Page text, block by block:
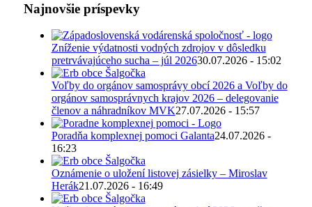
Najnovšie príspevky
Zníženie výdatnosti vodných zdrojov v dôsledku
pretrvávajúceho sucha – júl 202630.07.2026 - 15:02
Voľby do orgánov samosprávy obcí 2026 a Voľby do
orgánov samosprávnych krajov 2026 – delegovanie
členov a náhradníkov MVK27.07.2026 - 15:57
Poradňa komplexnej pomoci Galanta24.07.2026 -
16:23
Oznámenie o uložení listovej zásielky – Miroslav
Herák21.07.2026 - 16:49